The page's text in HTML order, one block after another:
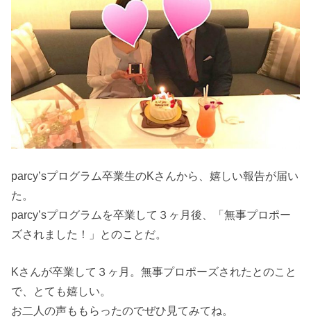
parcy’sプログラム卒業生のKさんから、嬉しい報告が届い
た。
parcy’sプログラムを卒業して３ヶ月後、「無事プロポー
ズされました！」とのことだ。
Kさんが卒業して３ヶ月。無事プロポーズされたとのこと
で、とても嬉しい。
お二人の声ももらったのでぜひ見てみてね。